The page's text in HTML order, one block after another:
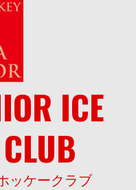
ICE
ッケークラブ